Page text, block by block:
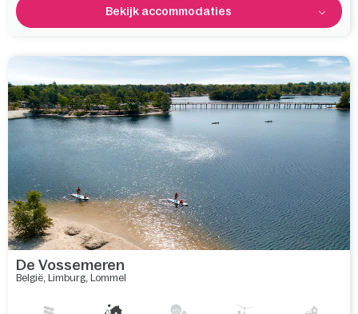
Bekijk accommodaties
De Vossemeren
België, Limburg, Lommel